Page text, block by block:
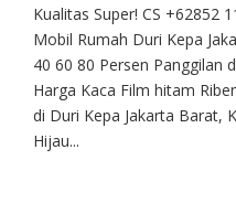
Kualitas Super! CS +62852
Mobil Rumah Duri Kepa
40 60 80 Persen Panggilan
Harga Kaca Film hitam
di Duri Kepa Jakarta Barat,
Hijau...